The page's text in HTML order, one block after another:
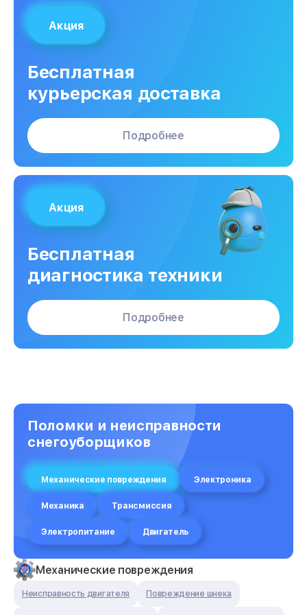
Акция
Бесплатная
курьерская доставка
Подробнее
Акция
Бесплатная
диагностика техники
Подробнее
Поломки и неисправности
снегоуборщиков
Механические повреждения Электроника
Механика Трансмиссия
Электропитание Двигатель
Механические повреждения
Неисправность двигателя Повреждение шнека